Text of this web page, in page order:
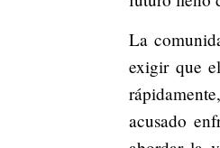
La
exigir que
acusado